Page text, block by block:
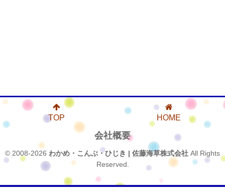
TOP HOME
会社概要
© 2008-2026 わかめ・こんぶ・ひじき | 佐藤海草株式会社 All Rights
Reserved.